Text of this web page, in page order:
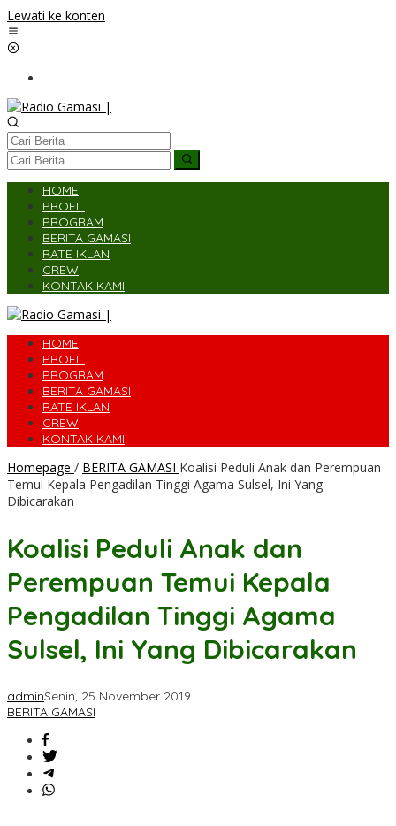
Lewati ke konten
HOME
PROFIL
PROGRAM
BERITA GAMASI
RATE IKLAN
CREW
KONTAK KAMI
HOME
PROFIL
PROGRAM
BERITA GAMASI
RATE IKLAN
CREW
KONTAK KAMI
Homepage / BERITA GAMASI Koalisi Peduli Anak dan Perempuan
Temui Kepala Pengadilan Tinggi Agama Sulsel, Ini Yang
Dibicarakan
Koalisi Peduli Anak dan
Perempuan Temui Kepala
Pengadilan Tinggi Agama
Sulsel, Ini Yang Dibicarakan
adminSenin, 25 November 2019
BERITA GAMASI